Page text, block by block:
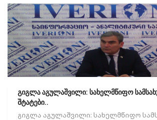
გიგლა აგულაშვილი: სახელმწიფო
შტატები..
გიგლა აგულაშვილი: სახელმწიფო